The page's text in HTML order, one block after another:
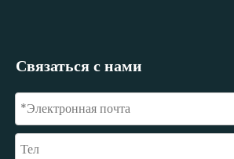
Связаться с нами